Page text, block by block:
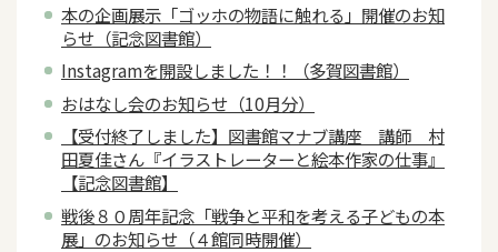
本の企画展示「ゴッホの物語に触れる」開催のお知
らせ（記念図書館）
Instagramを開設しました！！（多賀図書館）
おはなし会のお知らせ（10月分）
【受付終了しました】図書館マナブ講座 講師 村
田夏佳さん『イラストレーターと絵本作家の仕事』
【記念図書館】
戦後８０周年記念「戦争と平和を考える子どもの本
展」のお知らせ（４館同時開催）